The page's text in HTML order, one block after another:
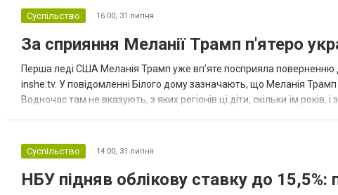
Суспільство 16:00, 31 липня
За сприяння Меланії Трамп п'ятеро
Перша леді США Меланія Трамп уже впʼяте посприяла поверненню
inshe.tv. У повідомленні Білого дому зазначають, що Меланія Трамп
Водночас там не вказують, з яких регіонів ці діти, скільки їм
Суспільство 14:00, 31 липня
НБУ підняв облікову ставку до 15,5%: